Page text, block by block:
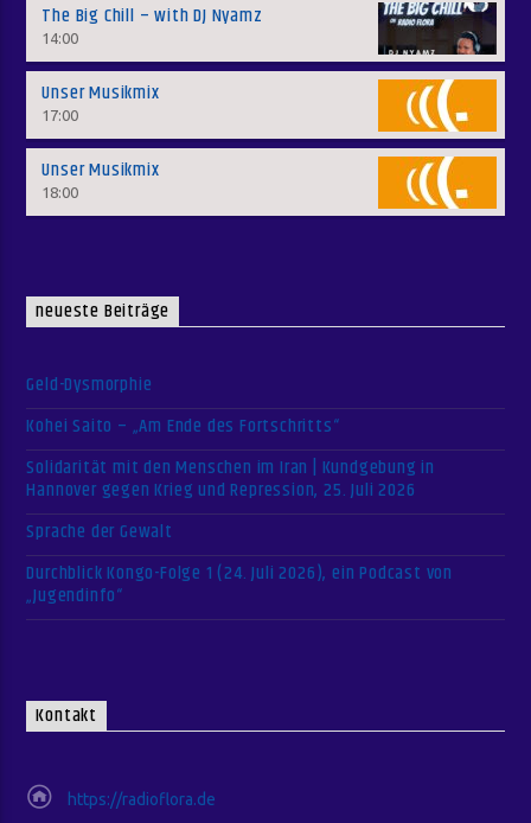
The Big Chill – with DJ Nyamz
14:00
Unser Musikmix
17:00
Unser Musikmix
18:00
neueste Beiträge
Geld-Dysmorphie
Kohei Saito – „Am Ende des Fortschritts“
Solidarität mit den Menschen im Iran | Kundgebung in
Hannover gegen Krieg und Repression, 25. Juli 2026
Sprache der Gewalt
Durchblick Kongo-Folge 1 (24. Juli 2026), ein Podcast von
„Jugendinfo“
Kontakt
https://radioflora.de